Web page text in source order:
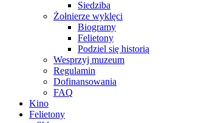
Siedziba
Żołnierze wyklęci
Biogramy
Felietony
Podziel się historią
Wesprzyj muzeum
Regulamin
Dofinansowania
FAQ
Kino
Felietony